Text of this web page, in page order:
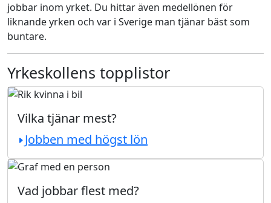
jobbar inom yrket. Du hittar även medellönen för
liknande yrken och var i Sverige man tjänar bäst som
buntare.
Yrkeskollens topplistor
Vilka tjänar mest?
Jobben med högst lön
Vad jobbar flest med?